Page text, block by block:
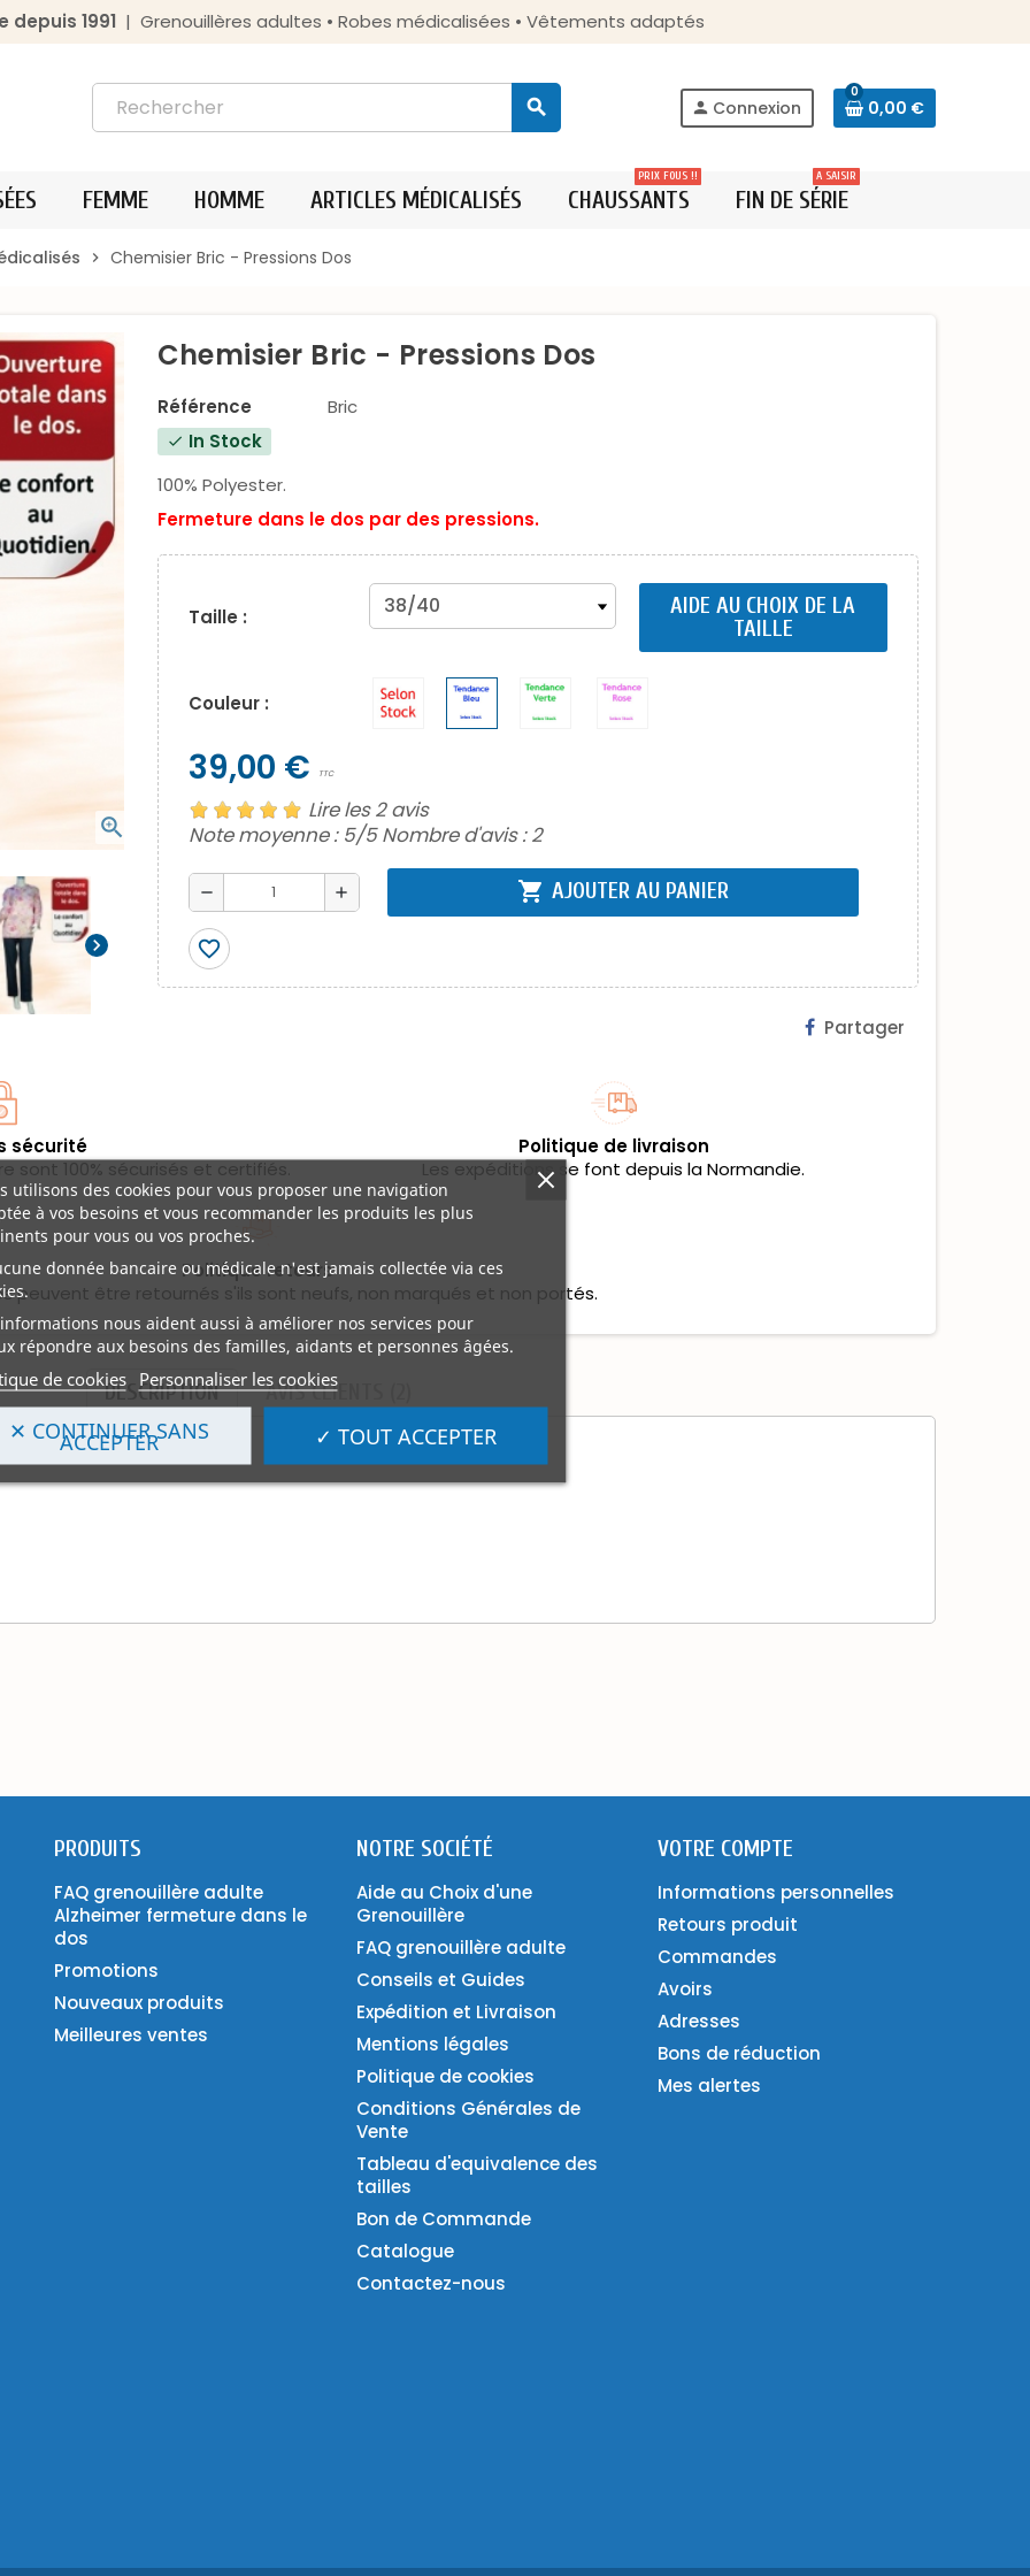
1991 | Grenouillères adultes • Robes médicalisées • Vêtements adaptés
search person Connexion
0
0,00 €
FEMME HOMME ARTICLES MÉDICALISÉS CHAUSSANTS
PRIX FOUS !!
FIN DE SÉRIE
A SAISIR
chevron_right Chemisier Bric - Pressions Dos
zoom_in
chevron_right
Chemisier Bric - Pressions Dos
Référence Bric
check In Stock
100% Polyester.
Fermeture dans le dos par des pressions.
Taille :
AIDE AU CHOIX DE LA
TAILLE
Couleur :
39,00 € TTC
Lire les 2 avis
Note moyenne : 5/5 Nombre d'avis :2
remove add shopping_cart AJOUTER AU PANIER
favorite_border
Partager
sécurité
sont 100% sécurisés et certifiés.
Politique de livraison
Les expéditions se font depuis la Normandie.
Politique retours
peuvent être retournés s'ils sont neufs, non marqués et non portés.
DESCRIPTION AVIS CLIENTS (2)
dans le dos:
PRODUITS
FAQ grenouillère adulte
Alzheimer fermeture dans le
dos
Promotions
Nouveaux produits
Meilleures ventes
NOTRE SOCIÉTÉ
Aide au Choix d'une
Grenouillère
FAQ grenouillère adulte
Conseils et Guides
Expédition et Livraison
Mentions légales
Politique de cookies
Conditions Générales de
Vente
Tableau d'equivalence des
tailles
Bon de Commande
Catalogue
Contactez-nous
VOTRE COMPTE
Informations personnelles
Retours produit
Commandes
Avoirs
Adresses
Bons de réduction
Mes alertes
utilisons des cookies pour vous proposer une navigation
à vos besoins et vous recommander les produits les plus
pour vous ou vos proches.
donnée bancaire ou médicale n'est jamais collectée via ces
informations nous aident aussi à améliorer nos services pour
répondre aux besoins des familles, aidants et personnes âgées.
de cookies Personnaliser les cookies
✕ CONTINUER SANS
ACCEPTER ✓ TOUT ACCEPTER